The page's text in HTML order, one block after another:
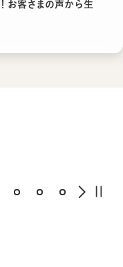
お客さまの声から生